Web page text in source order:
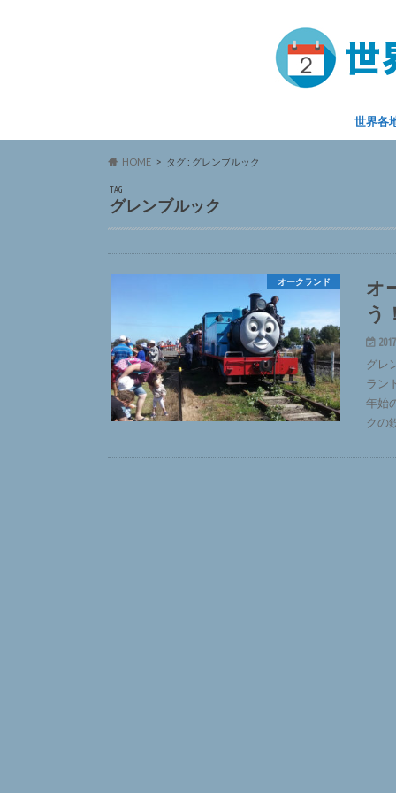
世界各
HOME タグ : グレンブルック
TAG
グレンブルック
オークランド
オ
う
グレ
ラン
年始
クの